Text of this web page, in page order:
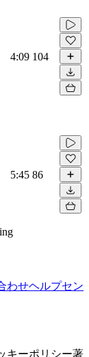
4:09 104
5:45 86
わせヘルプセン
キーポリシー著